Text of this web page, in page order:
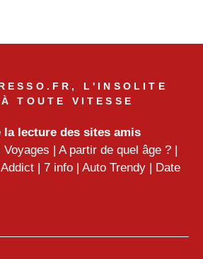
L'INSOLITE
TOUTE VITESSE
lecture des sites amis
| A partir de quel âge ? |
| 7 info | Auto Trendy | Date